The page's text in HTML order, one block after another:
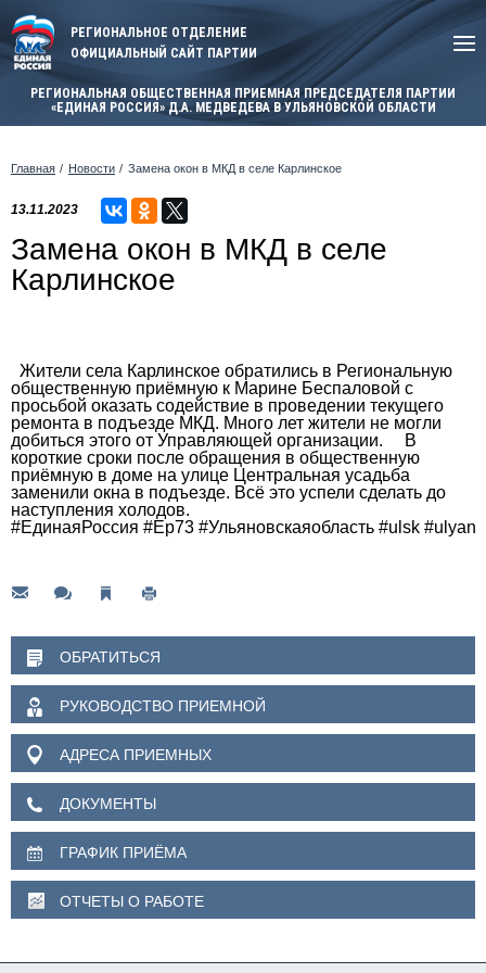
РЕГИОНАЛЬНОЕ ОТДЕЛЕНИЕ
ОФИЦИАЛЬНЫЙ САЙТ ПАРТИИ
РЕГИОНАЛЬНАЯ ОБЩЕСТВЕННАЯ ПРИЕМНАЯ ПРЕДСЕДАТЕЛЯ ПАРТИИ
«ЕДИНАЯ РОССИЯ» Д.А. МЕДВЕДЕВА В УЛЬЯНОВСКОЙ ОБЛАСТИ
Главная Новости Замена окон в МКД в селе Карлинское
13.11.2023
Замена окон в МКД в селе
Карлинское
Жители села Карлинское обратились в Региональную
общественную приёмную к Марине Беспаловой с
просьбой оказать содействие в проведении текущего
ремонта в подъезде МКД. Много лет жители не могли
добиться этого от Управляющей организации. В
короткие сроки после обращения в общественную
приёмную в доме на улице Центральная усадьба
заменили окна в подъезде. Всё это успели сделать до
наступления холодов.
#ЕдинаяРоссия #Ер73 #Ульяновскаяобласть #ulsk
ОБРАТИТЬСЯ
РУКОВОДСТВО ПРИЕМНОЙ
АДРЕСА ПРИЕМНЫХ
ДОКУМЕНТЫ
ГРАФИК ПРИЁМА
ОТЧЕТЫ О РАБОТЕ